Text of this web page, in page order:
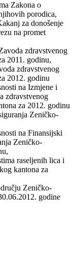
Zakona o
porodica,
za donošenje
na promet
zdravstvenog
2011. godinu,
zdravstvenog
2012. godinu
na Izmjene i
zdravstvenog
za 2012. godinu
Zeničko-
na Finansijski
Zeničko-
raseljenih lica i
kantona za
Zeničko-
godine